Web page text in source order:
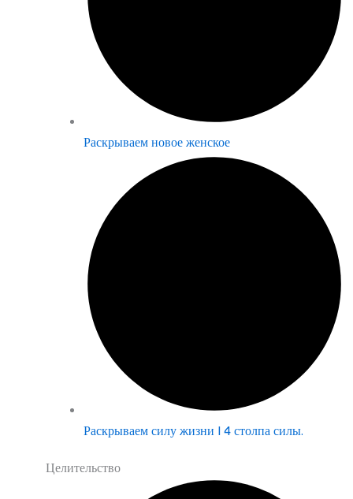
Раскрываем новое женское
Раскрываем силу жизни | 4 столпа силы.
Целительство